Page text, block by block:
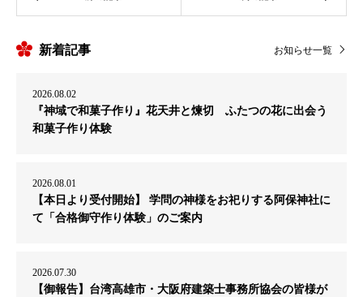
新着記事 お知らせ一覧
2026.08.02
『神域で和菓子作り』花天井と煉切 ふたつの花に出会う
和菓子作り体験
2026.08.01
【本日より受付開始】 学問の神様をお祀りする阿保神社に
て「合格御守作り体験」のご案内
2026.07.30
【御報告】台湾高雄市・大阪府建築士事務所協会の皆様が